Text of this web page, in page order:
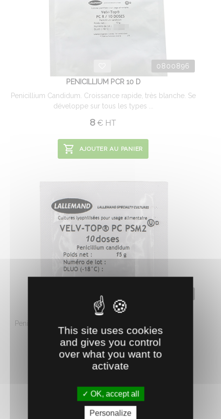
0800896
PENICILLIUM PCR 10 D
Penicillium Candidum. Croissance rapide, très blanche. Se
développe sur tous les types ...
8 € HT
AJOUTER AU PANIER
PENICILLIUM PSM2 10 DOSES
Penicillium Candidum. Action précoce, forte et durable.
Peut être utilisé seul ou ...
7.82 € HT
This site uses cookies
and gives you control
over what you want to
activate
OK, accept all
Personalize